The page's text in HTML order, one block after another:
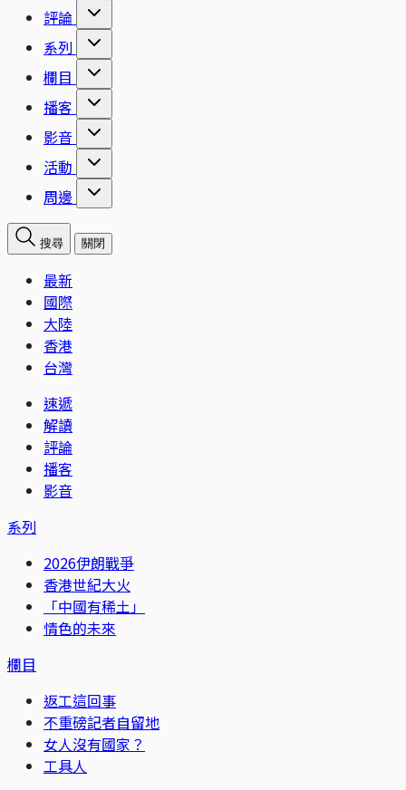
評論
系列
欄目
播客
影音
活動
周邊
搜尋 關閉
最新
國際
大陸
香港
台灣
速遞
解讀
評論
播客
影音
系列
2026伊朗戰爭
香港世紀大火
「中國有稀土」
情色的未來
欄目
返工這回事
不重磅記者自留地
女人沒有國家？
工具人